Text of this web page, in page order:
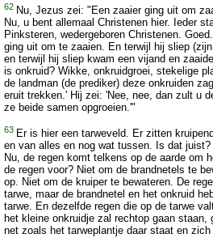
62 Nu, Jezus zei: "Een zaaier ging uit om
Nu, u bent allemaal Christenen hier. Ieder
Pinksteren, wedergeboren Christenen.
ging uit om te zaaien. En terwijl hij sliep
en terwijl hij sliep kwam een vijand en
is onkruid? Wikke, onkruidgroei, stekelige
de landman (de prediker) deze onkruiden
eruit trekken.' Hij zei: 'Nee, nee, dan zult u
ze beide samen opgroeien.'"
63 Er is hier een tarweveld. Er zitten
en van alles en nog wat tussen. Is dat
Nu, de regen komt telkens op de aarde om
de regen voor? Niet om de brandnetels te
op. Niet om de kruiper te bewateren. De
tarwe, maar de brandnetel en het onkruid
tarwe. En dezelfde regen die op de tarwe
het kleine onkruidje zal rechtop gaan
net zoals het tarweplantje daar staat en zich